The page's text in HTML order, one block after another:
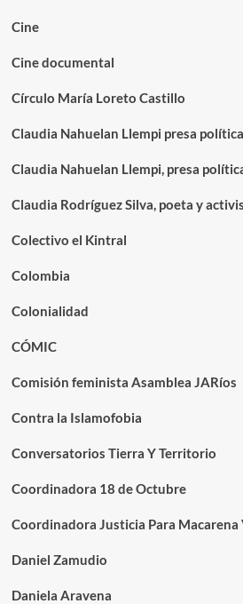
Cine
Cine documental
Círculo María Loreto Castillo
Claudia Nahuelan Llempi presa
Claudia Nahuelan Llempi, presa
Claudia Rodríguez Silva, poeta y
Colectivo el Kintral
Colombia
Colonialidad
CÓMIC
Comisión feminista Asamblea JARíos
Contra la Islamofobia
Conversatorios Tierra Y Territorio
Coordinadora 18 de Octubre
Coordinadora Justicia Para Macarena
Daniel Zamudio
Daniela Aravena